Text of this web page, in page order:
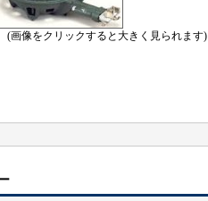
(画像をクリックすると大きく見られます)